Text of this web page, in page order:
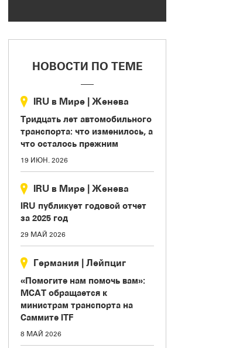
НОВОСТИ ПО ТЕМЕ
IRU в Мире | Женева
Тридцать лет автомобильного
транспорта: что изменилось, а
что осталось прежним
19 ИЮН. 2026
IRU в Мире | Женева
IRU публикует годовой отчет
за 2025 год
29 МАЙ 2026
Германия | Лейпциг
«Помогите нам помочь вам»:
МСАТ обращается к
министрам транспорта на
Саммите ITF
8 МАЙ 2026